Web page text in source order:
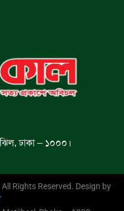
ঢাকা – ১০০০।
All Rights Reserved. Design by